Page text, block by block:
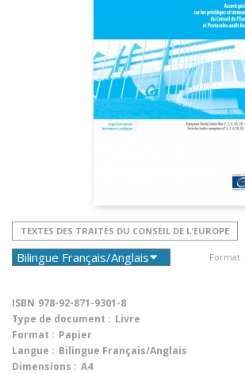
TEXTES DES TRAITÉS DU CONSEIL DE L'EUROPE
Format :
ISBN 978-92-871-9301-8
Type de document : Livre
Format : Papier
Langue : Bilingue Français/Anglais
Dimensions : A4